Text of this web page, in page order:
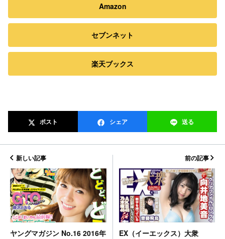
Amazon
セブンネット
楽天ブックス
ポスト シェア 送る
新しい記事
ヤングマガジン No.16 2016年
前の記事
EX（イーエックス）大衆